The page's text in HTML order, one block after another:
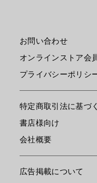
お問い合わせ
オンラインストア会
プライバシーポリシ
特定商取引法に基づ
書店様向け
会社概要
広告掲載について